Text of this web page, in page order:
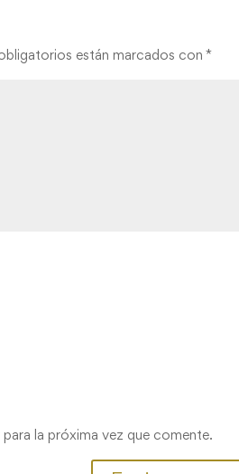
están marcados con*
la próxima vez que comente.